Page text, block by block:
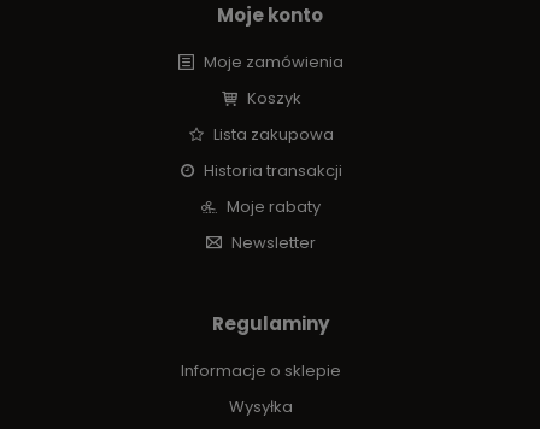
Moje konto
Moje zamówienia
Koszyk
Lista zakupowa
Historia transakcji
Moje rabaty
Newsletter
Regulaminy
Informacje o sklepie
Wysyłka